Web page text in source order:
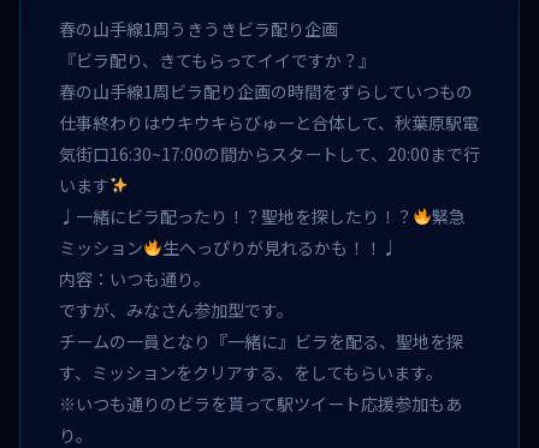
春の山手線1周うきうきビラ配り企画
『ビラ配り、きてもらってイイですか？』
春の山手線1周ビラ配り企画の時間をずらしていつもの
仕事終わりはウキウキらびゅーと合体して、秋葉原駅電
気街口16:30~17:00の間からスタートして、20:00まで行
います
♩一緒にビラ配ったり！？聖地を探したり！？
緊急
ミッション
生へっぴりが見れるかも！！♩
内容：いつも通り。
ですが、みなさん参加型です。
チームの一員となり『一緒に』ビラを配る、聖地を探
す、ミッションをクリアする、をしてもらいます。
※いつも通りのビラを貰って駅ツイート応援参加もあ
り。